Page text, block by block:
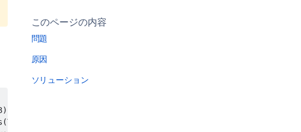
このページの内容
問題
原因
ソリューション